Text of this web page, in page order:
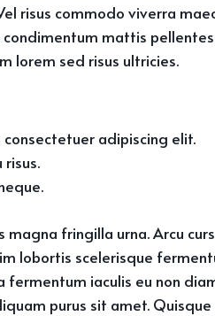
risus commodo viverra
mattis
lorem sed risus ultricies.
adipiscing elit.
fringilla urna. Arcu
lobortis scelerisque
iaculis eu non
purus sit amet.